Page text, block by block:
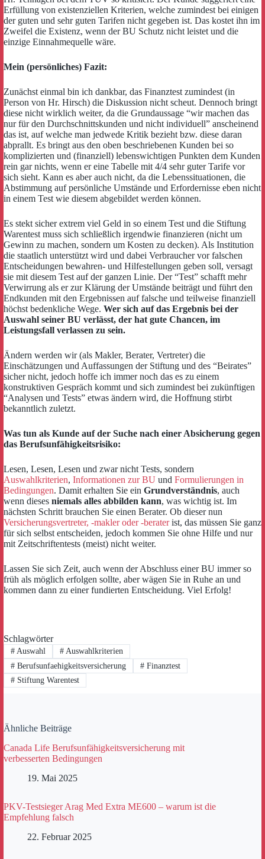
Erfüllung von existenziellen Kriterien, welche zumindest bei einigen
der guten und sehr guten Tarifen nicht gegeben ist. Das kostet ihn im
Zweifel die Existenz, wenn der BU Schutz nicht leistet und die
einzige Einnahmequelle wäre.
Mein (persönliches) Fazit:
Zunächst einmal bin ich dankbar, das Finanztest zumindest (in
Person von Hr. Hirsch) die Diskussion nicht scheut. Dennoch bringt
diese nicht wirklich weiter, da die Grundaussage “wir machen das
nur für den Durchschnittskunden und nicht individuell” anscheinend
das ist, auf welche man jedwede Kritik bezieht bzw. diese daran
abprallt. Es bringt aus den oben beschriebenen Kunden bei so
komplizierten und (finanziell) lebenswichtigen Punkten dem Kunden
rein gar nichts, wenn er eine Tabelle mit 4/4 sehr guter Tarife vor
sich sieht. Kann es aber auch nicht, da die Lebenssituationen, die
Abstimmung auf persönliche Umstände und Erfordernisse eben nicht
in einem Test wie diesem abgebildet werden können.
Es stekt sicher extrem viel Geld in so einem Test und die Stiftung
Warentest muss sich schließlich irgendwie finanzieren (nicht um
Gewinn zu machen, sondern um Kosten zu decken). Als Institution
die staatlich unterstützt wird und dabei Verbraucher vor falschen
Entscheidungen bewahren- und Hilfestellungen geben soll, versagt
sie mit diesem Test auf der ganzen Linie. Der “Test” schafft mehr
Verwirrung als er zur Klärung der Umstände beiträgt und führt den
Endkunden mit den Ergebnissen auf falsche und teilweise finanziell
höchst bedenkliche Wege. Wer sich auf das Ergebnis bei der
Auswahl seiner BU verlässt, der hat gute Chancen, im
Leistungsfall verlassen zu sein.
Ändern werden wir (als Makler, Berater, Vertreter) die
Einschätzungen und Auffassungen der Stiftung und des “Beirates”
sicher nicht, jedoch hoffe ich immer noch das es zu einem
konstruktiven Gespräch kommt und sich zumindest bei zukünftigen
“Analysen und Tests” etwas ändern wird, die Hoffnung stirbt
bekanntlich zuletzt.
Was tun als Kunde auf der Suche nach einer Absicherung gegen
das Berufsunfähigkeitsrisiko:
Lesen, Lesen, Lesen und zwar nicht Tests, sondern
Auswahlkriterien, Informationen zur BU und Formulierungen in
Bedingungen. Damit erhalten Sie ein Grundverständnis, auch
wenn dieses niemals alles abbilden kann, was wichtig ist. Im
nächsten Schritt brauchen Sie einen Berater. Ob dieser nun
Versicherungsvertreter, -makler oder -beraterist, das müssen Sie ganz
für sich selbst entscheiden, jedoch kommen Sie ohne Hilfe und nur
mit Zeitschriftentests (meist) nicht weiter.
Lassen Sie sich Zeit, auch wenn der Abschluss einer BU immer so
früh als möglich erfolgen sollte, aber wägen Sie in Ruhe an und
kommen dann zu einer fundierten Entscheidung. Viel Erfolg!
Schlagwörter
#Auswahl #Auswahlkriterien
#Berufsunfaehigkeitsversicherung #Finanztest
#Stiftung Warentest
Ähnliche Beiträge
Canada Life Berufsunfähigkeitsversicherung mit
verbesserten Bedingungen
19. Mai 2025
PKV-Testsieger Arag Med Extra ME600 – warum ist die
Empfehlung falsch
22. Februar 2025